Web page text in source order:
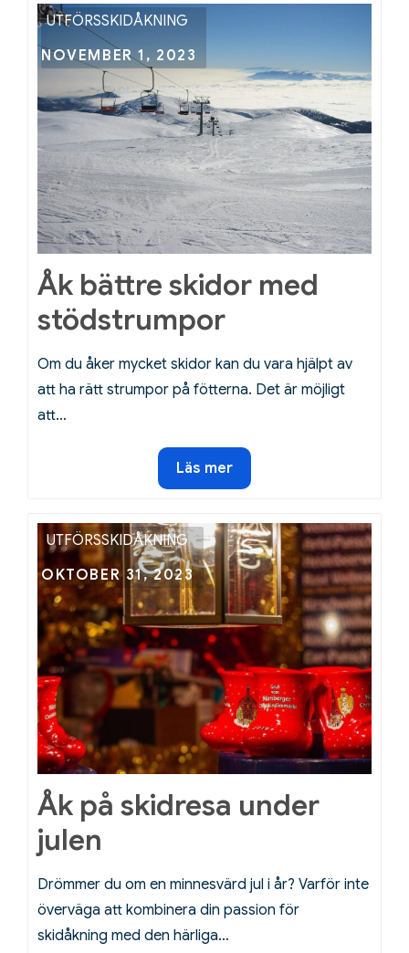
ta
på
skidresan
UTFÖRSSKIDÅKNING
Posted
NOVEMBER 1, 2023
Åk bättre skidor med
stödstrumpor
Om du åker mycket skidor kan du vara hjälpt av
att ha rätt strumpor på fötterna. Det är möjligt
att…
Åk
bättre
med
stödstrumpor
Läs mer
UTFÖRSSKIDÅKNING
Posted
on
OKTOBER 31, 2023
Åk på skidresa under
julen
Drömmer du om en minnesvärd jul i år? Varför inte
överväga att kombinera din passion för
skidåkning med den härliga…